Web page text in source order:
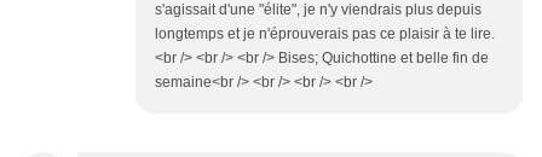
s'agissait d'une "élite", je n'y viendrais plus depuis
longtemps et je n'éprouverais pas ce plaisir à te lire.
<br /> <br /> <br /> Bises; Quichottine et belle fin de
semaine<br /> <br /> <br /> <br />